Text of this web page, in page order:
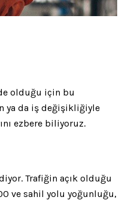
olduğu için bu
ya da iş değişikliğiyle
ezbere biliyoruz.
Trafiğin açık olduğu
ve sahil yolu yoğunluğu,